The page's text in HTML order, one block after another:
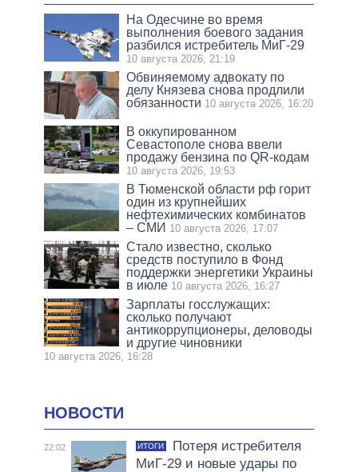
На Одесчине во время
выполнения боевого задания
разбился истребитель МиГ-29
10 августа 2026, 21:19
Обвиняемому адвокату по
делу Князева снова продлили
обязанности 10 августа 2026, 16:20
В оккупированном
Севастополе снова ввели
продажу бензина по QR-кодам
10 августа 2026, 19:53
В Тюменской области рф горит
один из крупнейших
нефтехимических комбинатов
– СМИ 10 августа 2026, 17:07
Стало известно, сколько
средств поступило в Фонд
поддержки энергетики Украины
в июле 10 августа 2026, 16:27
Зарплаты госслужащих:
сколько получают
антикоррупционеры, деловоды
и другие чиновники
10 августа 2026, 16:28
НОВОСТИ
22:02 ИТОГИ
Потеря истребителя
МиГ-29 и новые удары по